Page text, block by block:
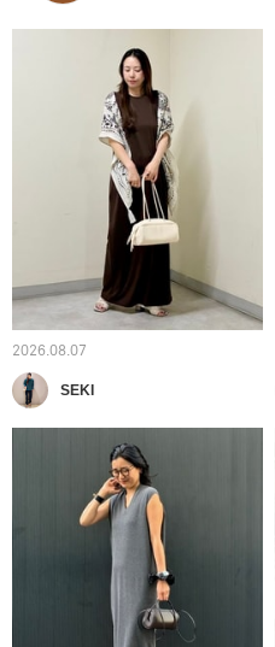
2026.08.07
SEKI